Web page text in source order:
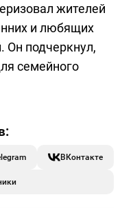
жителей
и любящих
подчеркнул,
семейного
ВКонтакте